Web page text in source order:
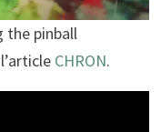
the pinball
CHRON.